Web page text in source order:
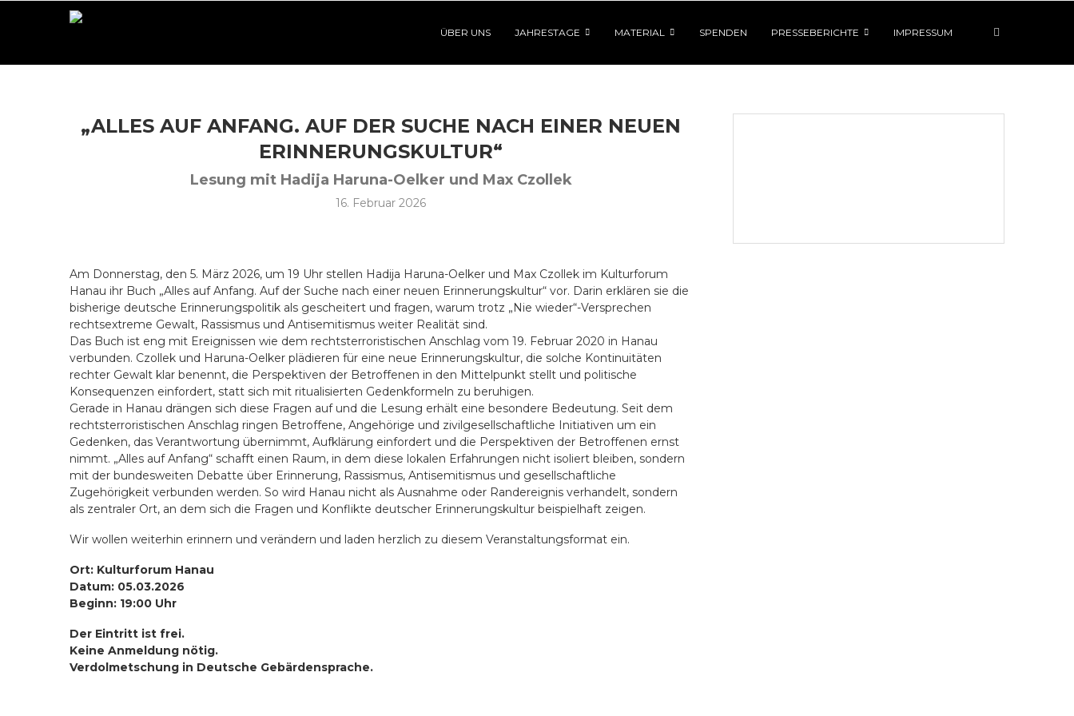
ÜBER UNS JAHRESTAGE MATERIAL SPENDEN PRESSEBERICHTE IMPRESSUM
„ALLES AUF ANFANG. AUF DER SUCHE NACH EINER NEUEN
ERINNERUNGSKULTUR“
Lesung mit Hadija Haruna-Oelker und Max Czollek
16. Februar 2026
Am Donnerstag, den 5. März 2026, um 19 Uhr stellen Hadija Haruna-Oelker und Max Czollek im Kulturforum
Hanau ihr Buch „Alles auf Anfang. Auf der Suche nach einer neuen Erinnerungskultur“ vor. Darin erklären sie die
bisherige deutsche Erinnerungspolitik als gescheitert und fragen, warum trotz „Nie wieder“-Versprechen
rechtsextreme Gewalt, Rassismus und Antisemitismus weiter Realität sind.
Das Buch ist eng mit Ereignissen wie dem rechtsterroristischen Anschlag vom 19. Februar 2020 in Hanau
verbunden. Czollek und Haruna-Oelker plädieren für eine neue Erinnerungskultur, die solche Kontinuitäten
rechter Gewalt klar benennt, die Perspektiven der Betroffenen in den Mittelpunkt stellt und politische
Konsequenzen einfordert, statt sich mit ritualisierten Gedenkformeln zu beruhigen.
Gerade in Hanau drängen sich diese Fragen auf und die Lesung erhält eine besondere Bedeutung. Seit dem
rechtsterroristischen Anschlag ringen Betroffene, Angehörige und zivilgesellschaftliche Initiativen um ein
Gedenken, das Verantwortung übernimmt, Aufklärung einfordert und die Perspektiven der Betroffenen ernst
nimmt. „Alles auf Anfang“ schafft einen Raum, in dem diese lokalen Erfahrungen nicht isoliert bleiben, sondern
mit der bundesweiten Debatte über Erinnerung, Rassismus, Antisemitismus und gesellschaftliche
Zugehörigkeit verbunden werden. So wird Hanau nicht als Ausnahme oder Randereignis verhandelt, sondern
als zentraler Ort, an dem sich die Fragen und Konflikte deutscher Erinnerungskultur beispielhaft zeigen.
Wir wollen weiterhin erinnern und verändern und laden herzlich zu diesem Veranstaltungsformat ein.
Ort: Kulturforum Hanau
Datum: 05.03.2026
Beginn: 19:00 Uhr
Der Eintritt ist frei.
Keine Anmeldung nötig.
Verdolmetschung in Deutsche Gebärdensprache.